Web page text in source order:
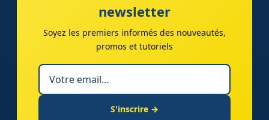
newsletter
Soyez les premiers informés des nouveautés,
promos et tutoriels
S'inscrire →